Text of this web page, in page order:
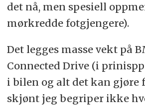
det nå, men spesiell
mørkredde fotgjengere).
Det legges masse vekt på
Connected Drive (i
i bilen og alt det kan gjøre
skjønt jeg begriper ikke